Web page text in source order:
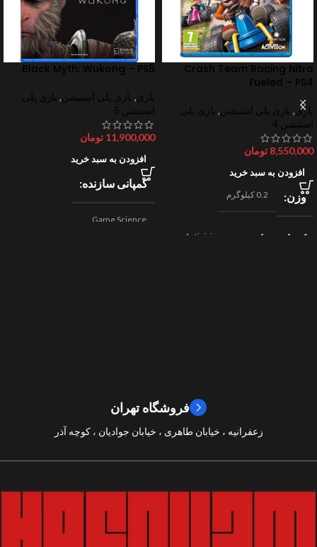
Crash Team Racing Nitro
Fueled – PS4
بازی, بازی پلی استیشن , بازی پلی
استیشن 4
8,550,000 تومان
افزودن به سبد خرید
وزن 0.2 کیلوگرم
کمپانی سازنده
Activision
Black Myth: Wukong – PS5
بازی, بازی پلی استیشن , بازی پلی
استیشن 5
11,900,000 تومان
افزودن به سبد خرید
کمپانی سازنده
Game Science
فروشگاه تهران
زعفرانیه ، خیابان طاهری ، خیابان جوادیان ، کوچه آذر